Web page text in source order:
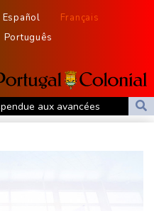
Español
Français
Português
aux avancées